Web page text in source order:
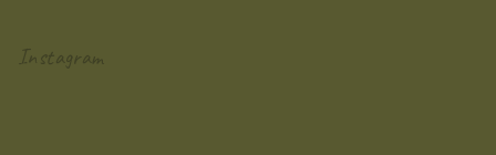
Instagram